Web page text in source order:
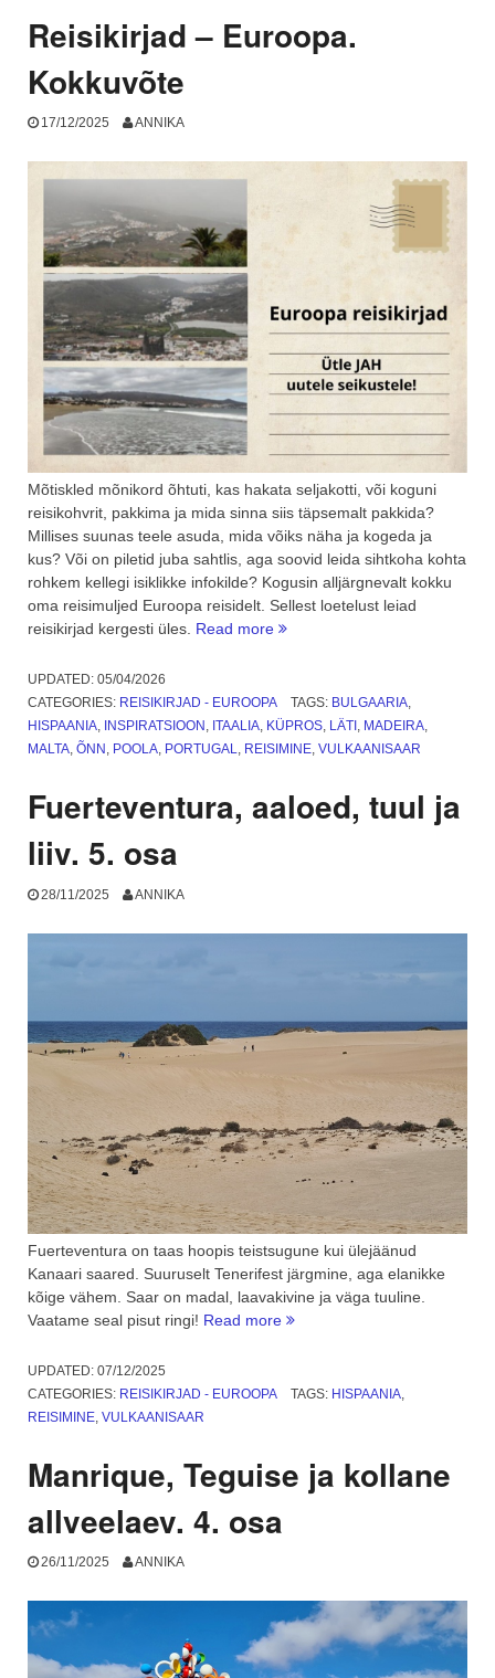
Reisikirjad – Euroopa.
Kokkuvõte
17/12/2025 ANNIKA
Mõtiskled mõnikord õhtuti, kas hakata seljakotti, või koguni
reisikohvrit, pakkima ja mida sinna siis täpsemalt pakkida?
Millises suunas teele asuda, mida võiks näha ja kogeda ja
kus? Või on piletid juba sahtlis, aga soovid leida sihtkoha kohta
rohkem kellegi isiklikke infokilde? Kogusin alljärgnevalt kokku
oma reisimuljed Euroopa reisidelt. Sellest loetelust leiad
reisikirjad kergesti üles. Read more “Reisikirjad
Kokkuvõte”
UPDATED: 05/04/2026
CATEGORIES: REISIKIRJAD - EUROOPA TAGS: BULGAARIA,
HISPAANIA, INSPIRATSIOON , ITAALIA, KÜPROS, LÄTI , MADEIRA,
MALTA, ÕNN , POOLA, PORTUGAL, REISIMINE, VULKAANISAAR
Fuerteventura, aaloed, tuul ja
liiv. 5. osa
28/11/2025 ANNIKA
Fuerteventura on taas hoopis teistsugune kui ülejäänud
Kanaari saared. Suuruselt Tenerifest järgmine, aga elanikke
kõige vähem. Saar on madal, laavakivine ja väga tuuline.
Vaatame seal pisut ringi! Read more “Fuerteventura,
ja
UPDATED: 07/12/2025
CATEGORIES: REISIKIRJAD - EUROOPA TAGS: HISPAANIA,
REISIMINE, VULKAANISAAR
Manrique, Teguise ja kollane
allveelaev. 4. osa
26/11/2025 ANNIKA